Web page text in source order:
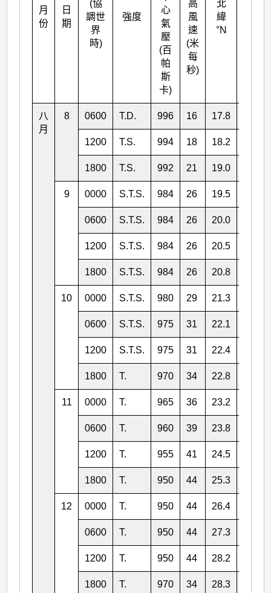
月
份
日
期
(協
調世
界
時)
強度
心
氣
壓
(百
帕
斯
卡)
高
風
速
(米
每
秒)
北
緯
°N
八
月
8 0600 T.D. 996 16 17.8
1200 T.S. 994 18 18.2
1800 T.S. 992 21 19.0
9 0000 S.T.S. 984 26 19.5
0600 S.T.S. 984 26 20.0
1200 S.T.S. 984 26 20.5
1800 S.T.S. 984 26 20.8
10 0000 S.T.S. 980 29 21.3
0600 S.T.S. 975 31 22.1
1200 S.T.S. 975 31 22.4
1800 T. 970 34 22.8
11 0000 T. 965 36 23.2
0600 T. 960 39 23.8
1200 T. 955 41 24.5
1800 T. 950 44 25.3
12 0000 T. 950 44 26.4
0600 T. 950 44 27.3
1200 T. 950 44 28.2
1800 T. 970 34 28.3